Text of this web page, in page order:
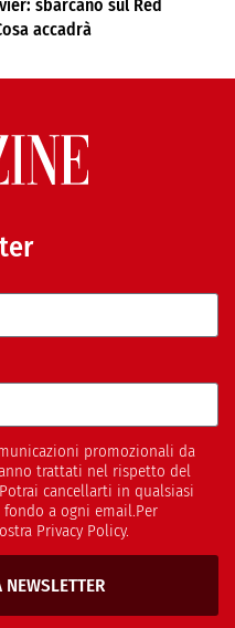
sbarcano sul Red
accadrà
promozionali da
trattati nel rispetto del
Potrai cancellarti in qualsiasi
a ogni email.Per
Privacy Policy.